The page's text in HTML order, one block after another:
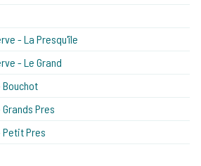
- La Presqu'île
- Le Grand
Pres
Petit Pres